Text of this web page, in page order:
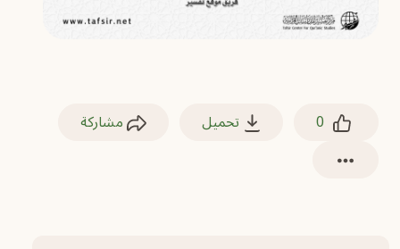
0 تحميل مشاركة